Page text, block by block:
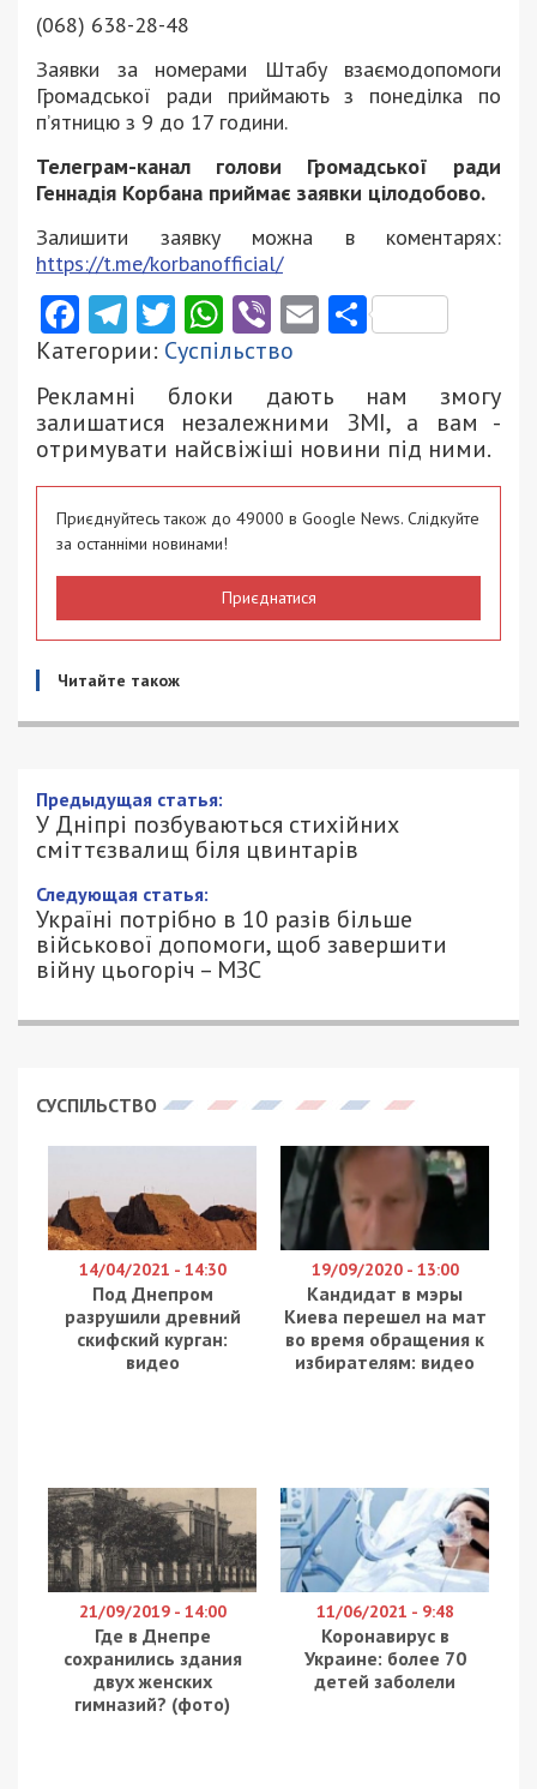
(068) 638-28-48
Заявки за номерами Штабу взаємодопомоги
Громадської ради приймають з понеділка по
п’ятницю з 9 до 17 години.
Телеграм-канал голови Громадської ради
Геннадія Корбана приймає заявки цілодобово.
Залишити заявку можна в коментарях:
https://t.me/korbanofficial/
Facebook
Telegram
Twitter
WhatsApp
ViberEmail
Категории: Суспільство
Рекламні блоки дають нам змогу
залишатися незалежними ЗМІ, а вам -
отримувати найсвіжіші новини під ними.
Приєднуйтесь також до 49000 в Google News. Слідкуйте
за останніми новинами!
Приєднатися
Читайте також
Предыдущая статья:
У Дніпрі позбуваються стихійних
сміттєзвалищ біля цвинтарів
Следующая статья:
Україні потрібно в 10 разів більше
військової допомоги, щоб завершити
війну цьогоріч – МЗС
СУСПІЛЬСТВО
14/04/2021 - 14:30
Под Днепром
разрушили древний
скифский курган:
видео
19/09/2020 - 13:00
Кандидат в мэры
Киева перешел на мат
во время обращения к
избирателям: видео
21/09/2019 - 14:00
Где в Днепре
сохранились здания
двух женских
гимназий? (фото)
11/06/2021 - 9:48
Коронавирус в
Украине: более 70
детей заболели